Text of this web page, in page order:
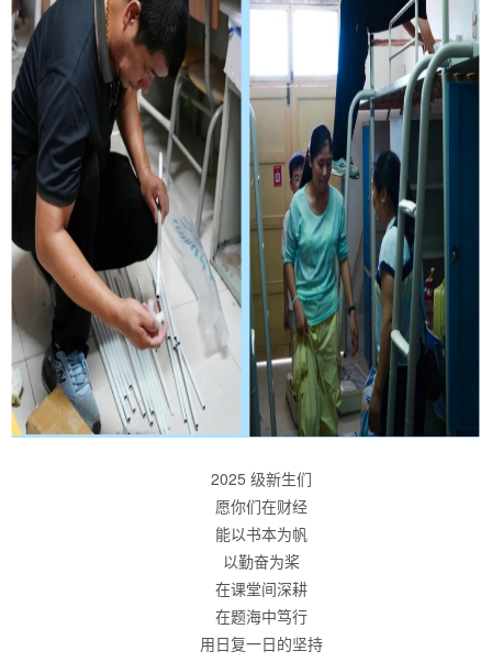
2025 级新生们
愿你们在财经
能以书本为帆
以勤奋为桨
在课堂间深耕
在题海中笃行
用日复一日的坚持